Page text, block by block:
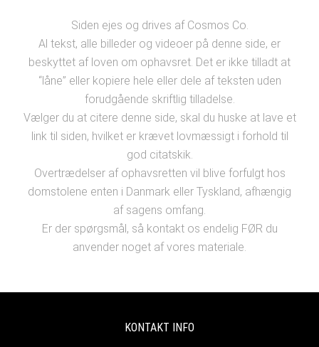
Siden ejes og drives af Cosmos Co.
Al tekst, alle billeder og videoer på denne side, er
beskyttet af loven om ophavsret. Det er ikke tilladt at
“låne” eller kopiere hele eller dele af teksten uden
forudgående skriftlig tilladelse.
Vælger du at citere denne side, skal du huske at lave et
link til siden, hvilket er krævet lovmæssigt i forhold til
god citatskik.
Overtrædelser af ophavsretten vil blive forfulgt hos
domstolene enten i Danmark eller Tyskland, afhængig
af sagens omfang.
Er der spørgsmål, så kontakt os endelig FØR du
anvender noget af vores materiale.
KONTAKT INFO